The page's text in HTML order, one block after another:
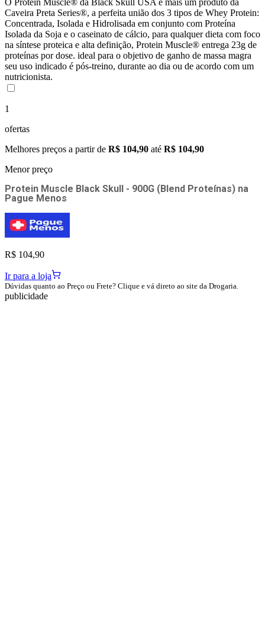
Caveira Preta Series®, a perfeita união dos 3 tipos de Whey Protein:
Concentrada, Isolada e Hidrolisada em conjunto com Proteína
Isolada da Soja e o caseinato de cálcio, para qualquer dieta com foco
na síntese proteica e alta definição, Protein Muscle® entrega 23g de
proteínas por dose. ideal para o objetivo de ganho de massa magra
seu uso indicado é pós-treino, durante ao dia ou de acordo com um
nutricionista.
1
ofertas
Melhores preços a partir de R$ 104,90 até R$ 104,90
Menor preço
Protein Muscle Black Skull - 900G (Blend Proteínas) na
Pague Menos
R$ 104,90
Ir para a loja
Dúvidas quanto ao Preço ou Frete? Clique e vá direto ao site da Drogaria.
publicidade